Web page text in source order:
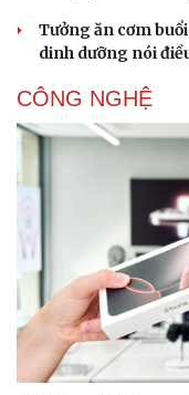
Tưởng ăn cơm
dinh dưỡng nói
CÔNG NGHỆ